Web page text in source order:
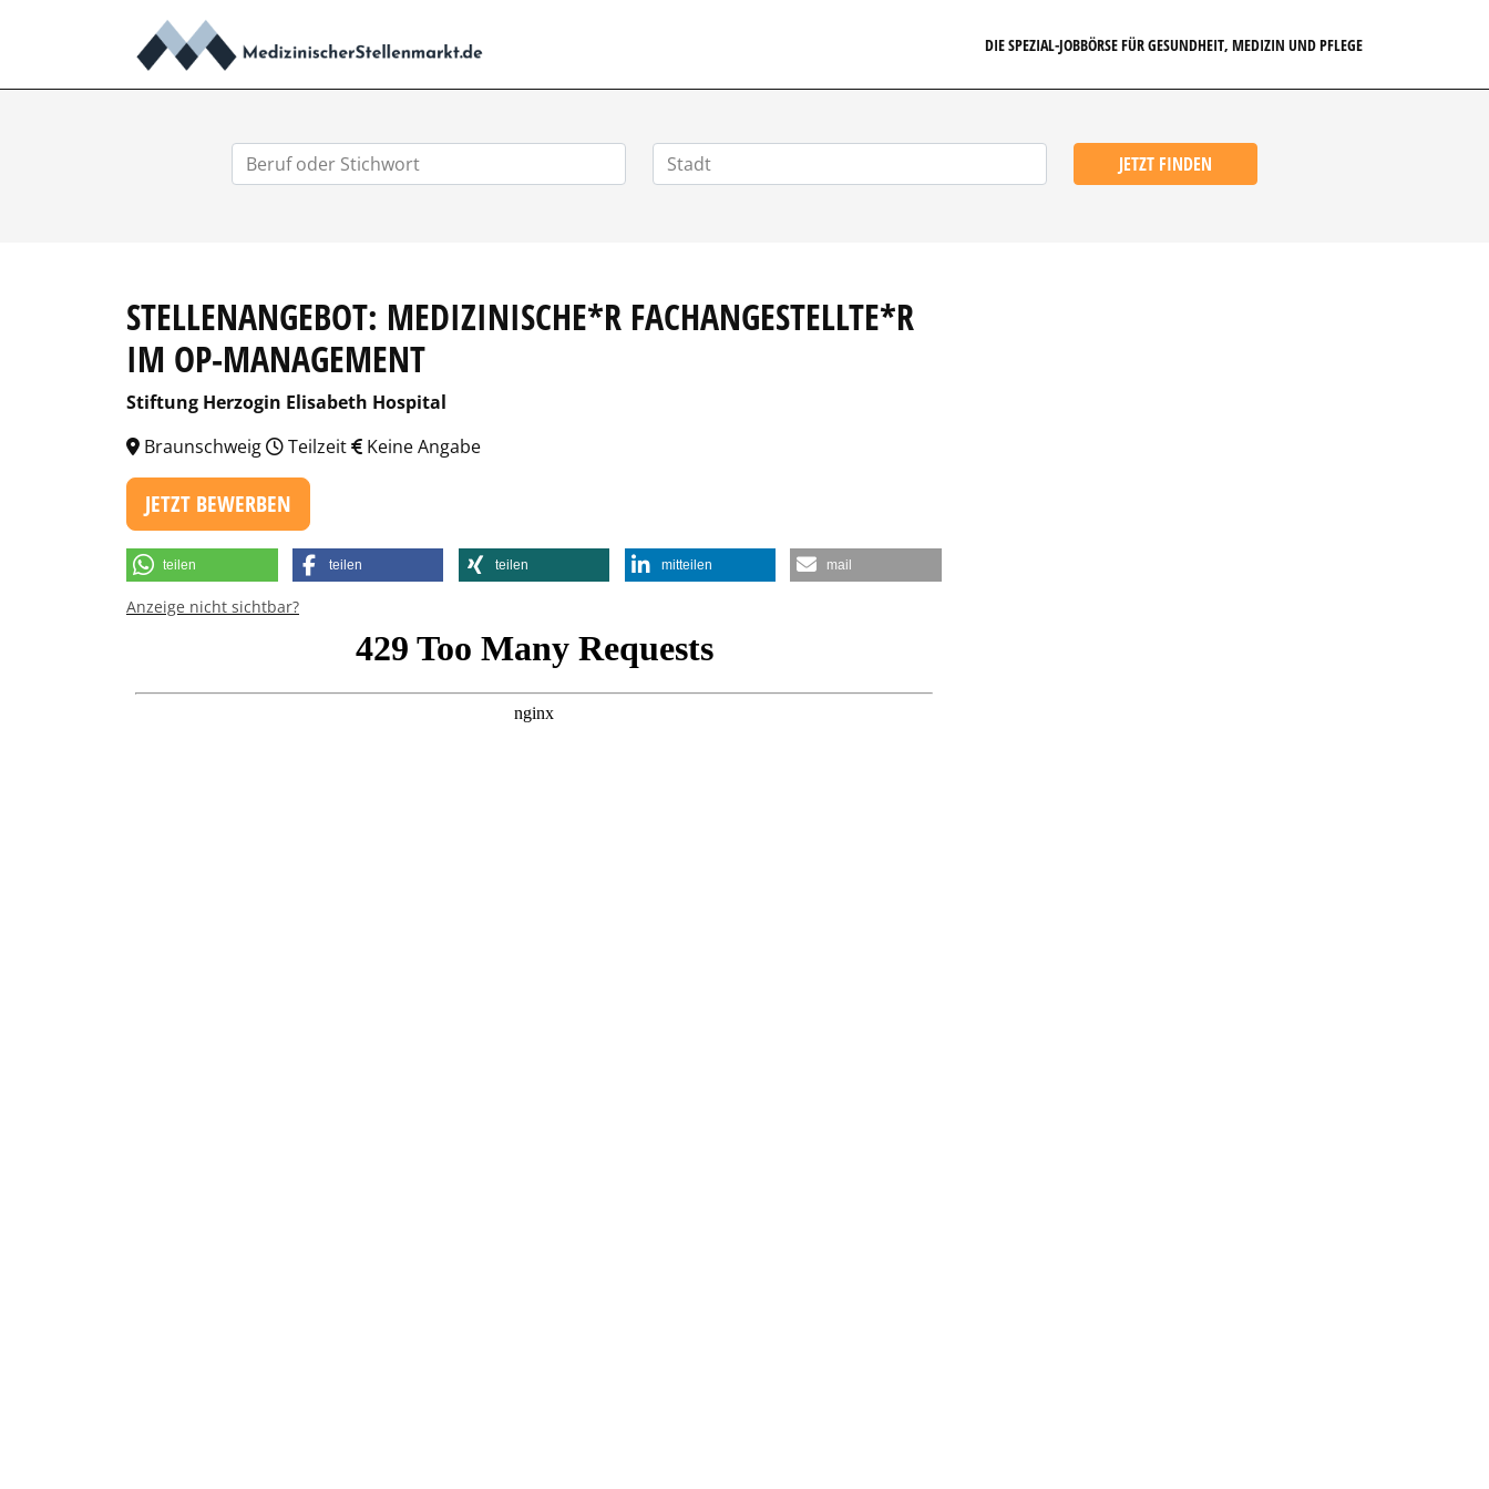
DIE SPEZIAL-JOBBÖRSE FÜR GESUNDHEIT, MEDIZIN UND PFLEGE
JETZT FINDEN
STELLENANGEBOT: MEDIZINISCHE*R FACHANGESTELLTE*R
IM OP-MANAGEMENT
Stiftung Herzogin Elisabeth Hospital
Braunschweig
Teilzeit Keine Angabe
JETZT BEWERBEN
teilen teilen teilen mitteilen mail
Anzeige nicht sichtbar?